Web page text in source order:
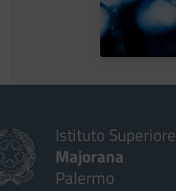
Istituto Superiore
Majorana
Palermo